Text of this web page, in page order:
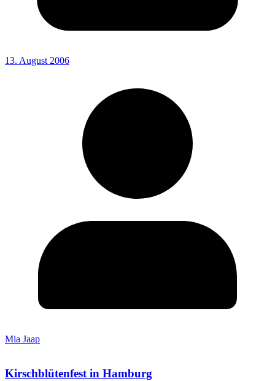
13. August 2006
Mia Jaap
Kirschblütenfest in Hamburg